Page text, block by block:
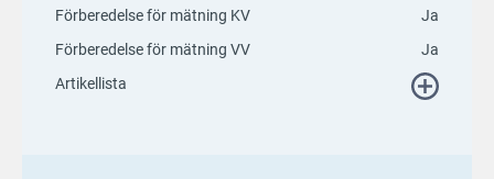
Förberedelse för mätning KV
Ja
Förberedelse för mätning VV
Ja
Artikellista